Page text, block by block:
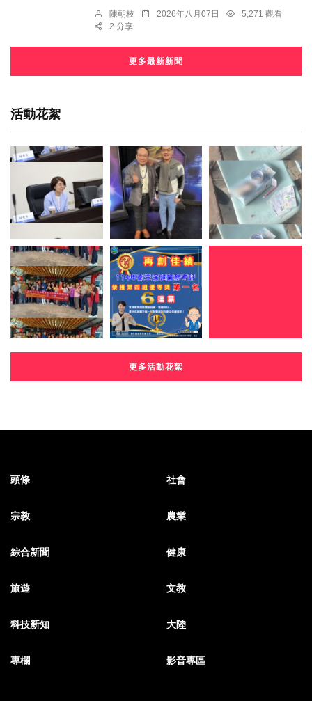
陳朝枝 2026年八月07日
5,271 觀看
2 分享
更多最新新聞
活動花絮
更多活動花絮
頭條 社會
宗教 農業
綜合新聞 健康
旅遊 文教
科技新知 大陸
專欄 影音專區